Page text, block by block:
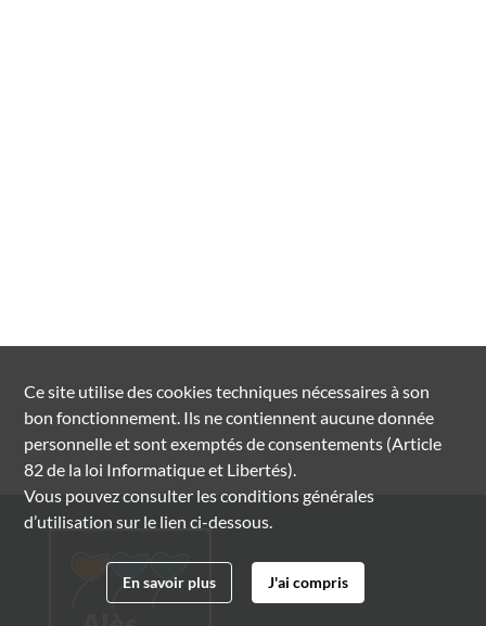
Ce site utilise descookiestechniques nécessaires à son
bon fonctionnement. Ils ne contiennent aucune donnée
personnelle et sont exemptés de consentements (Article
82 de la loi Informatique et Libertés).
Vous pouvez consulter les conditions générales
d’utilisation sur le lien ci-dessous.
En savoir plus J'ai compris